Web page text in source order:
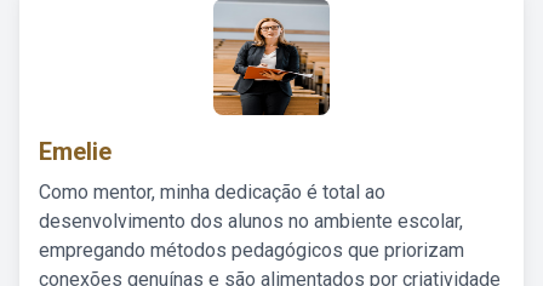
Emelie
Como mentor, minha dedicação é total ao
desenvolvimento dos alunos no ambiente escolar,
empregando métodos pedagógicos que priorizam
conexões genuínas e são alimentados por criatividade